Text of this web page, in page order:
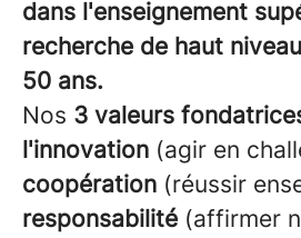
dans l'enseignement
recherche de haut
50 ans.
Nos 3 valeurs
l'innovation (agir en
coopération (réussir
responsabilité (affirmer